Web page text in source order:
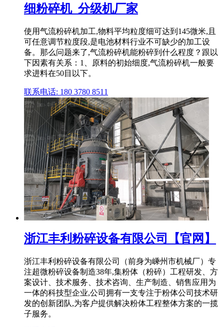
细粉碎机_分级机厂家
使用气流粉碎机加工,物料平均粒度细可达到145微米,且
可任意调节粒度段,是电池材料行业不可缺少的加工设
备。那么问题来了,气流粉碎机能粉碎到什么程度？跟以
下因素有关系：1、原料的初始细度,气流粉碎机一般要
求进料在50目以下。
联系电话: 180 3780 8511
浙江丰利粉碎设备有限公司【官网】
浙江丰利粉碎设备有限公司（前身为嵊州市机械厂）专
注超微粉碎设备制造38年,集粉体（粉碎）工程研发、方
案设计、技术服务、技术咨询、生产制造、销售应用为
一体的科技型企业,公司拥有一支专注于粉体公司技术研
发的创新团队,为客户提供解决粉体工程整体方案的一揽
子服务。